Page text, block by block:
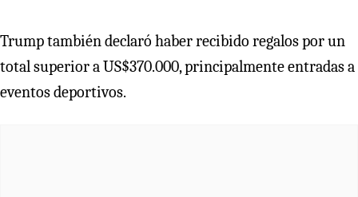
Trump también declaró haber recibido regalos por un
total superior a US$370.000, principalmente entradas a
eventos deportivos.